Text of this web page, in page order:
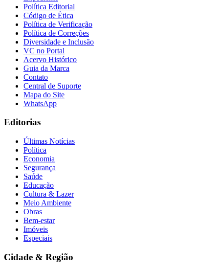
Política Editorial
Código de Ética
Política de Verificação
Política de Correções
Diversidade e Inclusão
VC no Portal
Acervo Histórico
Guia da Marca
Contato
Central de Suporte
Mapa do Site
WhatsApp
Editorias
Últimas Notícias
Política
Economia
Segurança
Saúde
Educação
Cultura & Lazer
Meio Ambiente
Obras
Bem-estar
Imóveis
Especiais
Cidade & Região